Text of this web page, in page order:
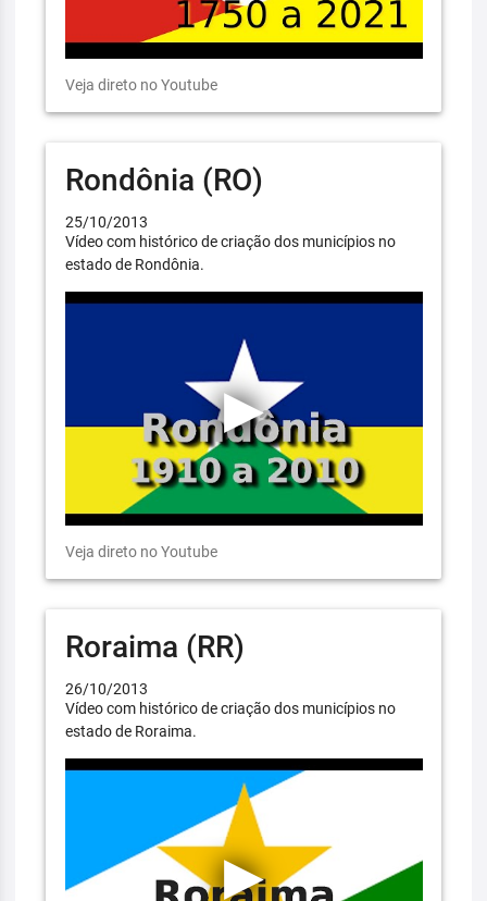
Veja direto no Youtube
Rondônia (RO)
25/10/2013
Vídeo com histórico de criação dos municípios no
estado de Rondônia.
Veja direto no Youtube
Roraima (RR)
26/10/2013
Vídeo com histórico de criação dos municípios no
estado de Roraima.